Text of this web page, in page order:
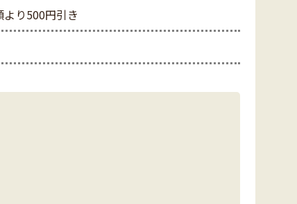
り500円引き